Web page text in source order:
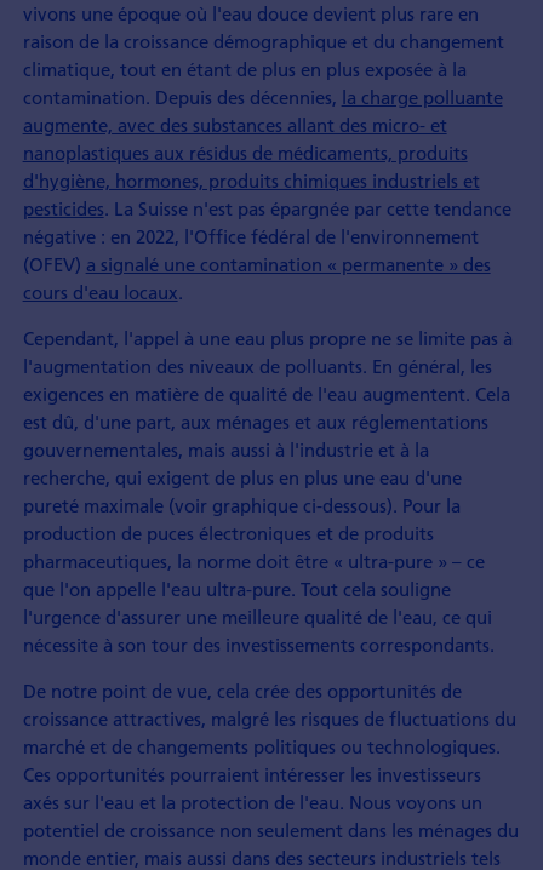
vivons une époque où l'eau douce devient plus rare en
raison de la croissance démographique et du changement
climatique, tout en étant de plus en plus exposée à la
contamination. Depuis des décennies, la charge polluante
augmente, avec des substances allant des micro- et
nanoplastiques aux résidus de médicaments, produits
d'hygiène, hormones, produits chimiques industriels et
pesticides. La Suisse n'est pas épargnée par cette tendance
négative : en 2022, l'Office fédéral de l'environnement
(OFEV) a signalé une contamination « permanente » des
cours d'eau locaux.
Cependant, l'appel à une eau plus propre ne se limite pas à
l'augmentation des niveaux de polluants. En général, les
exigences en matière de qualité de l'eau augmentent. Cela
est dû, d'une part, aux ménages et aux réglementations
gouvernementales, mais aussi à l'industrie et à la
recherche, qui exigent de plus en plus une eau d'une
pureté maximale (voir graphique ci-dessous). Pour la
production de puces électroniques et de produits
pharmaceutiques, la norme doit être « ultra-pure » – ce
que l'on appelle l'eau ultra-pure. Tout cela souligne
l'urgence d'assurer une meilleure qualité de l'eau, ce qui
nécessite à son tour des investissements correspondants.
De notre point de vue, cela crée des opportunités de
croissance attractives, malgré les risques de fluctuations du
marché et de changements politiques ou technologiques.
Ces opportunités pourraient intéresser les investisseurs
axés sur l'eau et la protection de l'eau. Nous voyons un
potentiel de croissance non seulement dans les ménages du
monde entier, mais aussi dans des secteurs industriels tels